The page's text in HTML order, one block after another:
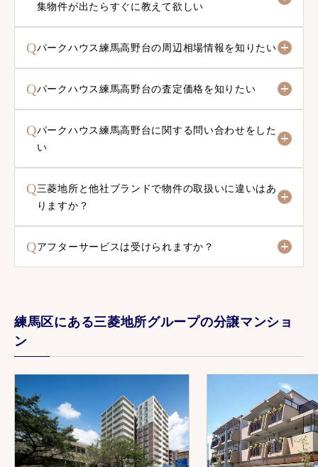
集物件が出たらすぐに教えて欲しい
Qパークハウス練馬高野台の周辺相場情報を知りたい
Qパークハウス練馬高野台の査定価格を知りたい
Qパークハウス練馬高野台に関する問い合わせをした
い
Q三菱地所と他社ブランドで物件の取扱いに違いはあ
りますか？
Qアフターサービスは受けられますか？
練馬区にある三菱地所グループの分譲マンショ
ン